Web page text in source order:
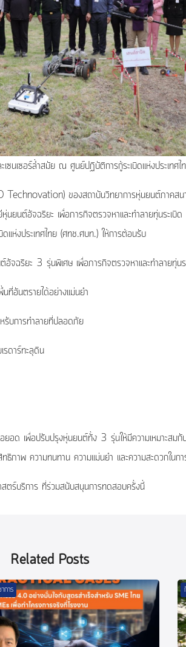
นเซอร์ล้ำสมัย ณ ศูนย์ปฏิบัติการกู้ระเบิดแห่งประเทศไ
Technovation) ของสถาบันวิทยาการหุ่นยนต์ภาคสน
หุ่นยนต์อัจฉริยะ เพื่อภารกิจตรวจหาและทำลายทุ่นระเ
ห่งประเทศไทย (ศทช.ศบท.) ให้การต้อนรับ
ฉริยะ 3 รุ่นพิเศษ เพื่อภารกิจตรวจหาและทำลายทุ่นร
อันตรายได้อย่างแม่นยำ
รับการทำลายที่ปลอดภัย
ดาร์ทะลุดิน
ด เพื่อปรับปรุงหุ่นยนต์ทั้ง 3 รุ่นให้มีความเหมาะสมกั
ทธิภาพ ความทนทาน ความแม่นยำ และความสะดวกในกา
ตร์บริการ ที่ร่วมสนับสนุนการทดสอบครั้งนี้
Related Posts
การ